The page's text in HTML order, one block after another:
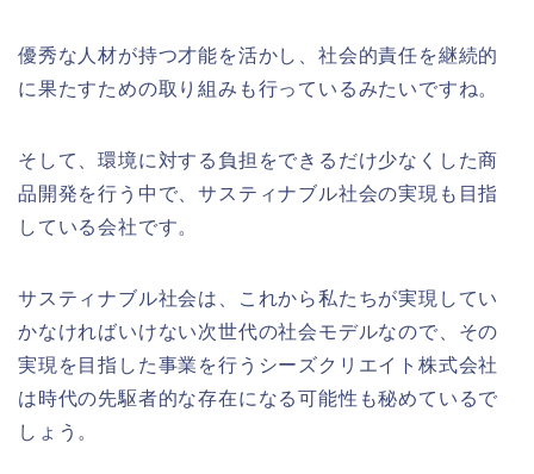
優秀な人材が持つ才能を活かし、社会的責任を継続的
に果たすための取り組みも行っているみたいですね。
そして、環境に対する負担をできるだけ少なくした商
品開発を行う中で、サスティナブル社会の実現も目指
している会社です。
サスティナブル社会は、これから私たちが実現してい
かなければいけない次世代の社会モデルなので、その
実現を目指した事業を行うシーズクリエイト株式会社
は時代の先駆者的な存在になる可能性も秘めているで
しょう。